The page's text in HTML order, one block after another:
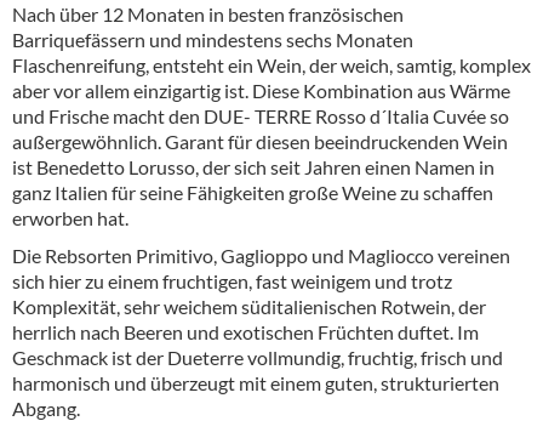
Nach über 12 Monaten in besten französischen
Barriquefässern und mindestens sechs Monaten
Flaschenreifung, entsteht ein Wein, der weich, samtig, komplex
aber vor allem einzigartig ist. Diese Kombination aus Wärme
und Frische macht den DUE- TERRE Rosso d´Italia Cuvée so
außergewöhnlich. Garant für diesen beeindruckenden Wein
ist Benedetto Lorusso, der sich seit Jahren einen Namen in
ganz Italien für seine Fähigkeiten große Weine zu schaffen
erworben hat.
Die Rebsorten Primitivo, Gaglioppo und Magliocco vereinen
sich hier zu einem fruchtigen, fast weinigem und trotz
Komplexität, sehr weichem süditalienischen Rotwein, der
herrlich nach Beeren und exotischen Früchten duftet. Im
Geschmack ist der Dueterre vollmundig, fruchtig, frisch und
harmonisch und überzeugt mit einem guten, strukturierten
Abgang.